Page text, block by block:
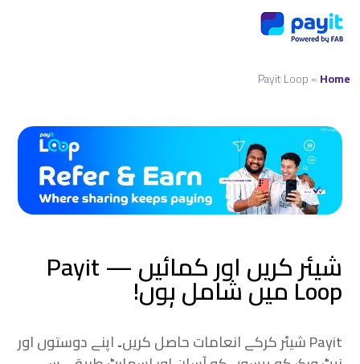
Home
»
Payit Loop
شیئر کریں اور کمائیں — Payit
Loop میں شامل ہوں!
Payit شیئر کرکے انعامات حاصل کریں۔ اپنے دوستوں اور